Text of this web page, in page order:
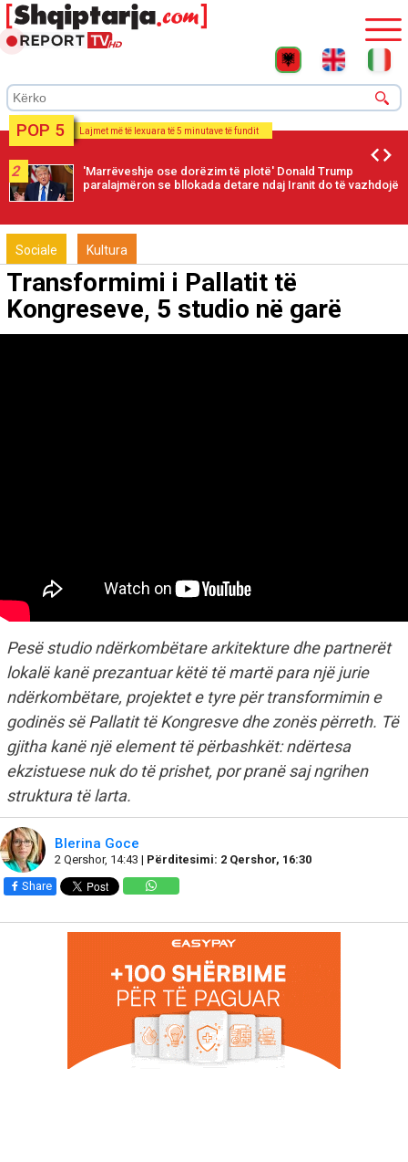
POP 5 Lajmet më të lexuara të 5 minutave të fundit
2
'Marrëveshje ose dorëzim të plotë' Donald Trump
paralajmëron se bllokada detare ndaj Iranit do të vazhdojë
Sociale Kultura
Transformimi i Pallatit të
Kongreseve, 5 studio në garë
Pesë studio ndërkombëtare arkitekture dhe partnerët
lokalë kanë prezantuar këtë të martë para një jurie
ndërkombëtare, projektet e tyre për transformimin e
godinës së Pallatit të Kongresve dhe zonës përreth. Të
gjitha kanë një element të përbashkët: ndërtesa
ekzistuese nuk do të prishet, por pranë saj ngrihen
struktura të larta.
Blerina Goce
2 Qershor, 14:43 | Përditesimi: 2 Qershor, 16:30
Share